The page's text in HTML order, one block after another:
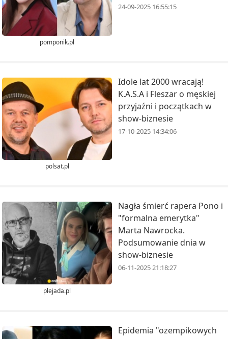
pomponik.pl
24-09-2025 16:55:15
polsat.pl
Idole lat 2000 wracają!
K.A.S.A i Fleszar o męskiej
przyjaźni i początkach w
show-biznesie
17-10-2025 14:34:06
plejada.pl
Nagła śmierć rapera Pono i
"formalna emerytka"
Marta Nawrocka.
Podsumowanie dnia w
show-biznesie
06-11-2025 21:18:27
Epidemia "ozempikowych